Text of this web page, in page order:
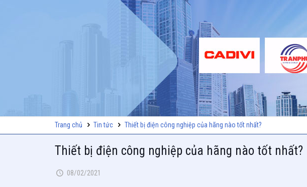
Trang chủ Tin tức Thiết bị điện công nghiệp của hãng nào tốt nhất?
Thiết bị điện công nghiệp của hãng nào tốt nhất?
08/02/2021